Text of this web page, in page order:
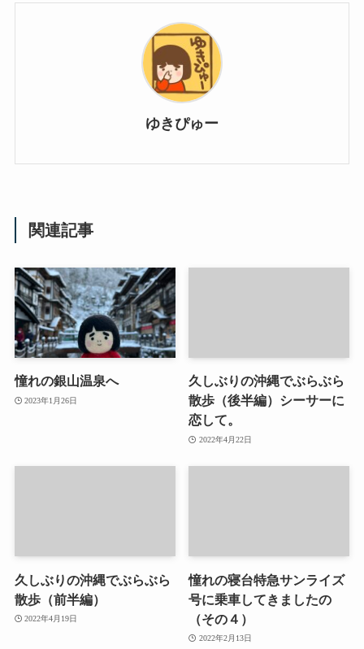
ゆきぴゅー
関連記事
憧れの銀山温泉へ
2023年1月26日
久しぶりの沖縄でぶらぶら
散歩（後半編）シーサーに
恋して。
2022年4月22日
久しぶりの沖縄でぶらぶら
散歩（前半編）
2022年4月19日
憧れの寝台特急サンライズ
号に乗車してきましたの
（その４）
2022年2月13日